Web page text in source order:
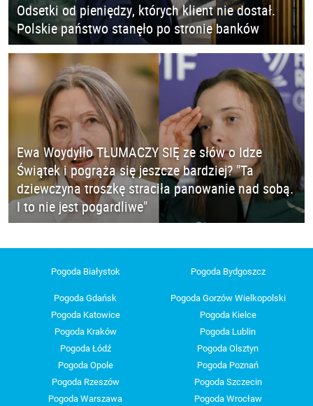
Odsetki od pieniędzy, których klient nie dostał.
Polskie państwo stanęło po stronie banków
Ewa Woydyłło TŁUMACZY SIĘ ze słów o Idze
Świątek i pogrąża się jeszcze bardziej? "Ta
dziewczyna troszkę straciła panowanie nad sobą.
I to nie jest pogardliwe"
Pogoda Białystok Pogoda Bydgoszcz
Pogoda Gdańsk
Pogoda Gorzów Wielkopolski
Pogoda Katowice
Pogoda Kielce
Pogoda Kraków
Pogoda Lublin
Pogoda Łódź
Pogoda Olsztyn
Pogoda Opole
Pogoda Poznań
Pogoda Rzeszów
Pogoda Szczecin
Pogoda Warszawa
Pogoda Wrocław